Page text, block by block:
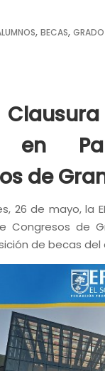
, BECAS, GRADO
en
de
26 de mayo, la
Congresos de
de becas del